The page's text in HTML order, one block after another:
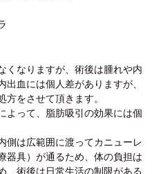
くなりますが、術後は腫れや内
血には個人差がありますが、
をさせて頂きます。
よって、脂肪吸引の効果には個
側は広範囲に渡ってカニューレ
器具）が通るため、体の負担は
、術後は日常生活の制限がある